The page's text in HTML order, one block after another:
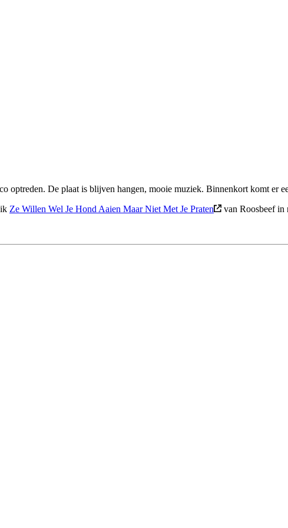
optreden. De plaat is blijven hangen, mooie muziek. Binnenkort komt er
Ze Willen Wel Je Hond Aaien Maar Niet Met Je Praten
van Roosbeef in